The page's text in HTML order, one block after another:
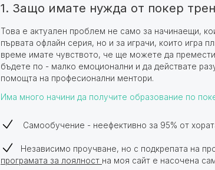
1. Защо имате нужда от покер
Това е актуален проблем не само за начинаещи,
първата офлайн серия, но и за играчи, които игра
време имате чувството, че ще можете да
бъдете по - малко емоционални и да действате
помощта на професионални ментори.
Има много начини да получите образование по
Самообучение - неефективно за 95% от
Независимо проучване, но с подкрепата на
програмата за лоялност на моя сайт е насочена